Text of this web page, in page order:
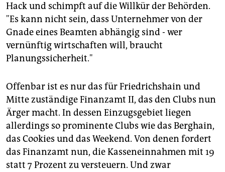
Hack und schimpft auf die Willkür der Behörden.
"Es kann nicht sein, dass Unternehmer von der
Gnade eines Beamten abhängig sind - wer
vernünftig wirtschaften will, braucht
Planungssicherheit."
Offenbar ist es nur das für Friedrichshain und
Mitte zuständige Finanzamt II, das den Clubs nun
Ärger macht. In dessen Einzugsgebiet liegen
allerdings so prominente Clubs wie das Berghain,
das Cookies und das Weekend. Von denen fordert
das Finanzamt nun, die Kasseneinnahmen mit 19
statt 7 Prozent zu versteuern. Und zwar